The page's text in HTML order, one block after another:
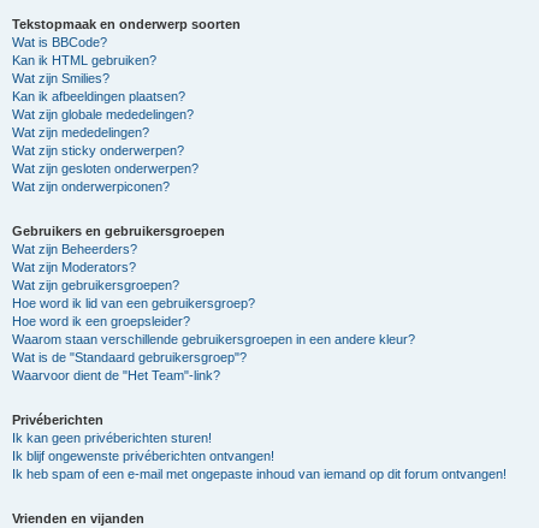
Tekstopmaak en onderwerp soorten
Wat is BBCode?
Kan ik HTML gebruiken?
Wat zijn Smilies?
Kan ik afbeeldingen plaatsen?
Wat zijn globale mededelingen?
Wat zijn mededelingen?
Wat zijn sticky onderwerpen?
Wat zijn gesloten onderwerpen?
Wat zijn onderwerpiconen?
Gebruikers en gebruikersgroepen
Wat zijn Beheerders?
Wat zijn Moderators?
Wat zijn gebruikersgroepen?
Hoe word ik lid van een gebruikersgroep?
Hoe word ik een groepsleider?
Waarom staan verschillende gebruikersgroepen in een andere kleur?
Wat is de "Standaard gebruikersgroep"?
Waarvoor dient de "Het Team"-link?
Privéberichten
Ik kan geen privéberichten sturen!
Ik blijf ongewenste privéberichten ontvangen!
Ik heb spam of een e-mail met ongepaste inhoud van iemand op dit forum ontvangen!
Vrienden en vijanden